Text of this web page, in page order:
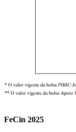
FeCin 2025